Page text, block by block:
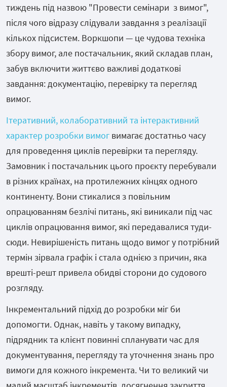
тиждень під назвою "Провести семінари з вимог",
після чого відразу слідували завдання з реалізації
кількох підсистем. Воркшопи — це чудова техніка
збору вимог, але постачальник, який складав план,
забув включити життєво важливі додаткові
завдання: документацію, перевірку та перегляд
вимог.
Ітеративний, колаборативний та інтерактивний
характер розробки вимог вимагає достатньо часу
для проведення циклів перевірки та перегляду.
Замовник і постачальник цього проєкту перебували
в різних країнах, на протилежних кінцях одного
континенту. Вони стикалися з повільним
опрацюванням безлічі питань, які виникали під час
циклів опрацювання вимог, які передавалися туди-
сюди. Невирішеність питань щодо вимог у потрібний
термін зірвала графік і стала однією з причин, яка
врешті-решт привела обидві сторони до судового
розгляду.
Інкрементальний підхід до розробки міг би
допомогти. Однак, навіть у такому випадку,
підрядник та клієнт повинні спланувати час для
документування, перегляду та уточнення знань про
вимоги для кожного інкремента. Чи то великий чи